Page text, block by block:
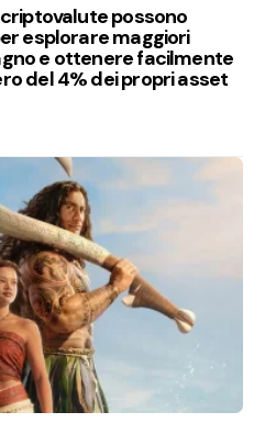
possono
esplorare maggiori
e ottenere facilmente
del 4% dei propri asset